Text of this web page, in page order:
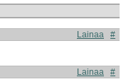
Lainaa
#
Lainaa
#